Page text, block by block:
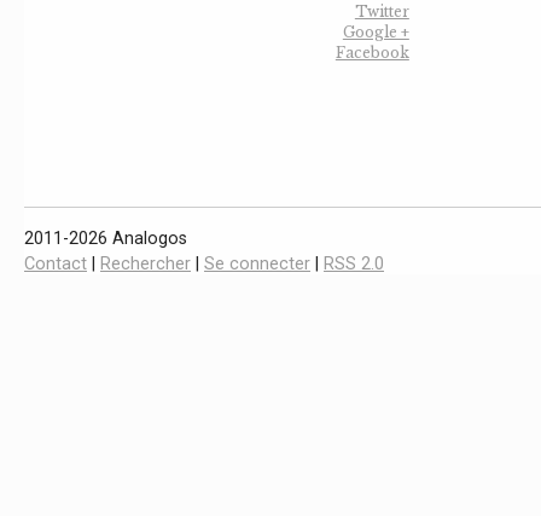
Twitter
Google +
Facebook
2011-2026 Analogos
Contact
Rechercher Se connecter RSS 2.0